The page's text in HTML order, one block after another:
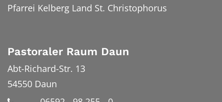
Pfarrei Kelberg Land St. Christophorus
Pastoraler Raum Daun
Abt-Richard-Str. 13
54550 Daun